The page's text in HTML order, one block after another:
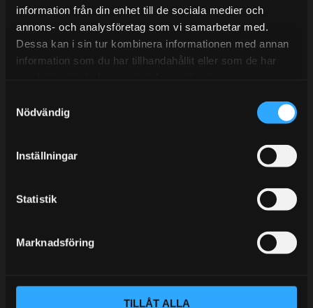
information från din enhet till de sociala medier och
annons- och analysföretag som vi samarbetar med.
Dessa kan i sin tur kombinera informationen med annan
information som du har tillhandahållit eller som de har
Nödvändig
Inställningar
Statistik
Marknadsföring
TILLÅT ALLA
BLOGG
KUNSKAPSCENTER